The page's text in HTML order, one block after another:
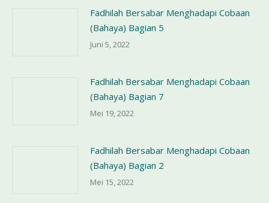
Fadhilah Bersabar Menghadapi Cobaan
(Bahaya) Bagian 5
Juni 5, 2022
Fadhilah Bersabar Menghadapi Cobaan
(Bahaya) Bagian 7
Mei 19, 2022
Fadhilah Bersabar Menghadapi Cobaan
(Bahaya) Bagian 2
Mei 15, 2022